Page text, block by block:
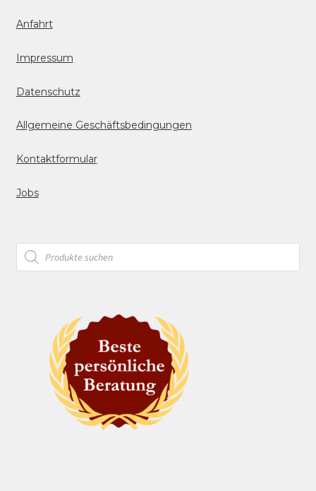
Anfahrt
Impressum
Datenschutz
Allgemeine Geschäftsbedingungen
Kontaktformular
Jobs
Products
search